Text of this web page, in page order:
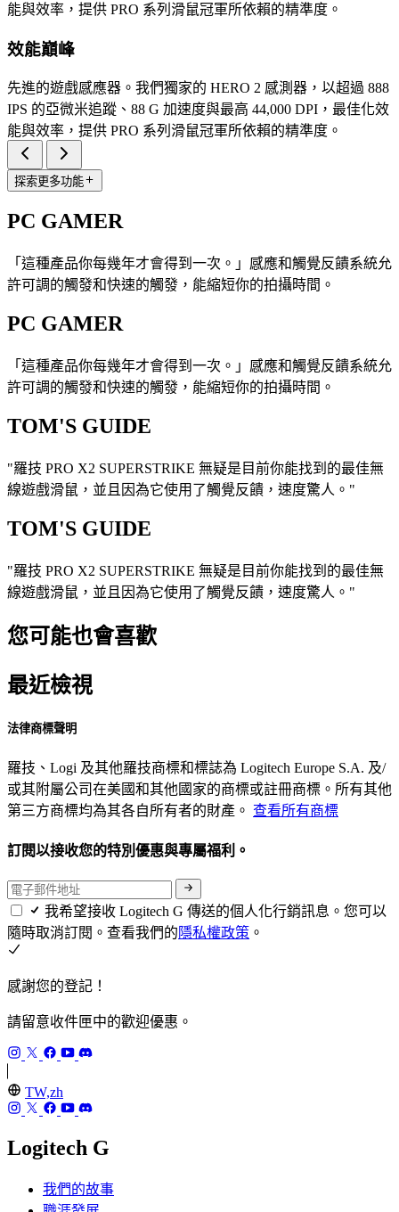
能與效率，提供 PRO 系列滑鼠冠軍所依賴的精準度。
效能巔峰
先進的遊戲感應器。我們獨家的 HERO 2 感測器，以超過 888
IPS 的亞微米追蹤、88 G 加速度與最高 44,000 DPI，最佳化效
能與效率，提供 PRO 系列滑鼠冠軍所依賴的精準度。
探索更多功能
PC GAMER
「這種產品你每幾年才會得到一次。」感應和觸覺反饋系統允
許可調的觸發和快速的觸發，能縮短你的拍攝時間。
PC GAMER
「這種產品你每幾年才會得到一次。」感應和觸覺反饋系統允
許可調的觸發和快速的觸發，能縮短你的拍攝時間。
TOM'S GUIDE
"羅技 PRO X2 SUPERSTRIKE 無疑是目前你能找到的最佳無
線遊戲滑鼠，並且因為它使用了觸覺反饋，速度驚人。"
TOM'S GUIDE
"羅技 PRO X2 SUPERSTRIKE 無疑是目前你能找到的最佳無
線遊戲滑鼠，並且因為它使用了觸覺反饋，速度驚人。"
您可能也會喜歡
最近檢視
法律商標聲明
羅技、Logi 及其他羅技商標和標誌為 Logitech Europe S.A. 及/
或其附屬公司在美國和其他國家的商標或註冊商標。所有其他
第三方商標均為其各自所有者的財產。 查看所有商標
訂閱以接收您的特別優惠與專屬福利。
我希望接收 Logitech G 傳送的個人化行銷訊息。您可以
隨時取消訂閱。查看我們的隱私權政策 。
感謝您的登記！
請留意收件匣中的歡迎優惠。
TW,zh
Logitech G
我們的故事